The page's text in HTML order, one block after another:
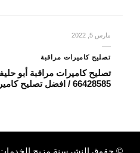
مارس 5, 2022
تصليح كاميرات مراقبة
تصليح كاميرات مراقبة أبو
66428585 / افضل تصليح كاميرات مراقبة
© حقوق النشرسنة مزيج